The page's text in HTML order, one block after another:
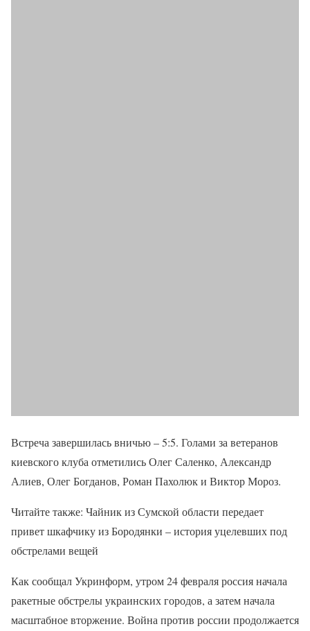
Встреча завершилась вничью – 5:5. Голами за ветеранов
киевского клуба отметились Олег Саленко, Александр
Алиев, Олег Богданов, Роман Пахолюк и Виктор Мороз.
Читайте также: Чайник из Сумской области передает
привет шкафчику из Бородянки – история уцелевших под
обстрелами вещей
Как сообщал Укринформ, утром 24 февраля россия начала
ракетные обстрелы украинских городов, а затем начала
масштабное вторжение. Война против россии продолжается